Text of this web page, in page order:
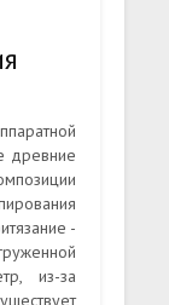
древние
-
из-за